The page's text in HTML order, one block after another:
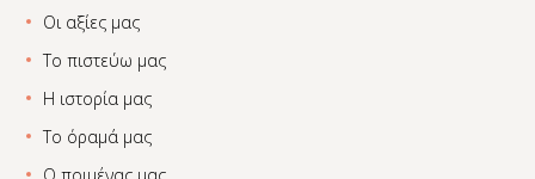
Οι αξίες μας
Το πιστεύω μας
Η ιστορία μας
Το όραμά μας